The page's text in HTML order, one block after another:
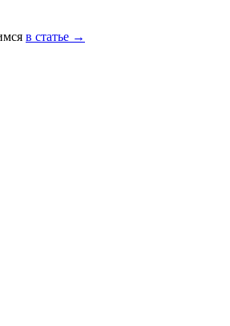
в статье →